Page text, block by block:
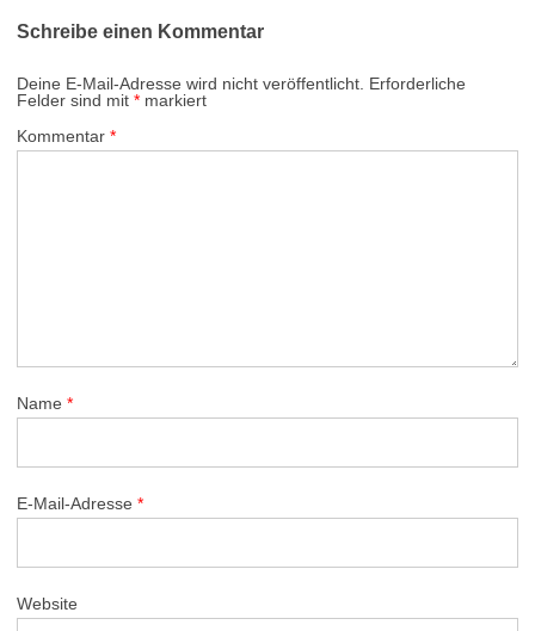
Schreibe einen Kommentar
Deine E-Mail-Adresse wird nicht veröffentlicht. Erforderliche
Felder sind mit * markiert
Kommentar *
Name *
E-Mail-Adresse *
Website